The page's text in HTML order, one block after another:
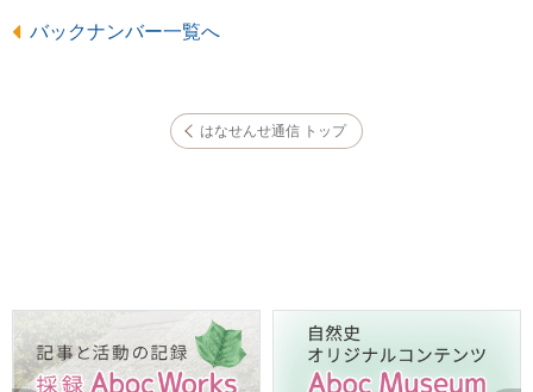
バックナンバー一覧へ
はなせんせ通信 トップ